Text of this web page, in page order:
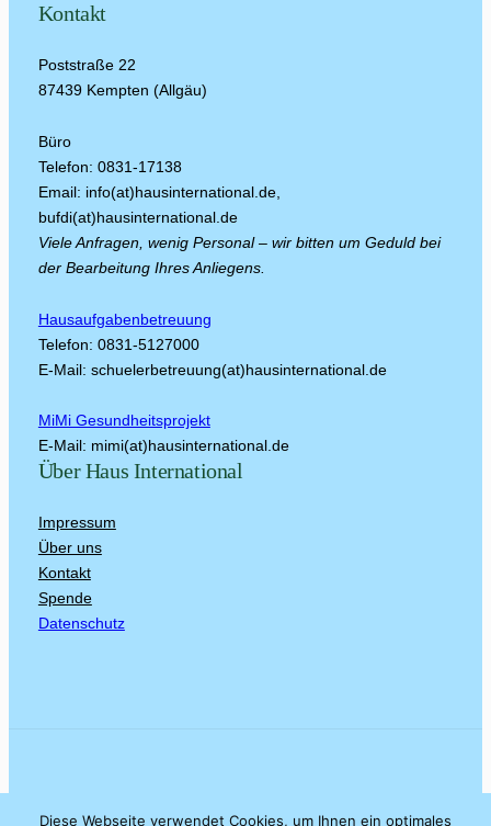
Kontakt
Poststraße 22
87439 Kempten (Allgäu)
Büro
Telefon: 0831-17138
Email: info(at)hausinternational.de,
bufdi(at)hausinternational.de
Viele Anfragen, wenig Personal – wir bitten um Geduld bei
der Bearbeitung Ihres Anliegens.
Hausaufgabenbetreuung
Telefon: 0831-5127000
E-Mail: schuelerbetreuung(at)hausinternational.de
MiMi Gesundheitsprojekt
E-Mail: mimi(at)hausinternational.de
Über Haus International
Impressum
Über uns
Kontakt
Spende
Datenschutz
© Gestaltet von unserem Mitglied Hani Fares
Diese Webseite verwendet Cookies, um Ihnen ein optimales